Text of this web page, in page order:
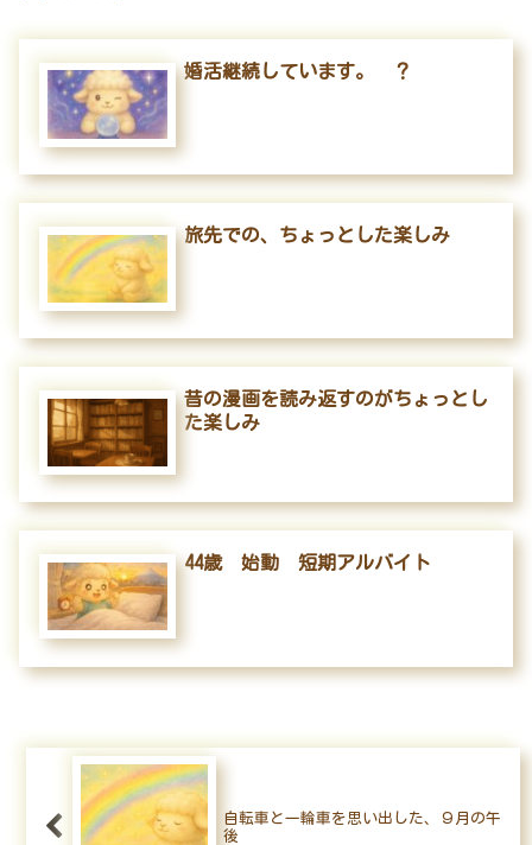
婚活継続しています。 ？
旅先での、ちょっとした楽しみ
昔の漫画を読み返すのがちょっとし
た楽しみ
44歳 始動 短期アルバイト
自転車と一輪車を思い出した、９月の午
後